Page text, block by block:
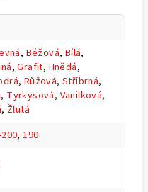
, Béžová, Bílá,
,Grafit, Hnědá,
, Růžová,Stříbrná,
, Tyrkysová, Vanilková,
, Žlutá
,190